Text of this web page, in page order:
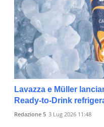
Lavazza e Müller
Ready-to-Drink
Redazione 5 3 Lug 2026 11:48